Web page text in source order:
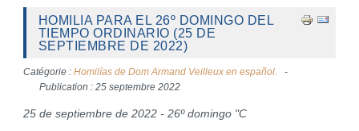
HOMILIA PARA EL 26º DOMINGO DEL
TIEMPO ORDINARIO (25 DE
SEPTIEMBRE DE 2022)
Catégorie : Homilías de Dom Armand Veilleux en español.
Publication : 25 septembre 2022
25 de septiembre de 2022 - 26º domingo "C